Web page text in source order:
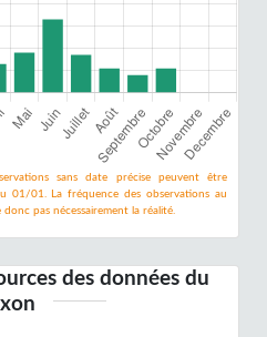
sans date précise peuvent être
01/01. La fréquence des observations au
pas nécessairement la réalité.
des données du